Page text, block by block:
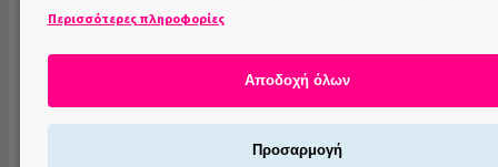
ΝΥΧΙΩΝ
ΣΦΡΑΓΙΔΕΣ
ΝΥΧΙΩΝ
Περισσότερες πληροφορίες
Αποδοχή όλων
Προσαρμογή
Α! θέλω να σου στέλνω δωράκι και στα
γενέθλια σου συμπλήρωσε μου την
ημερομηνία γέννησης σου και... δεν θα την πω
πουθενά 😉